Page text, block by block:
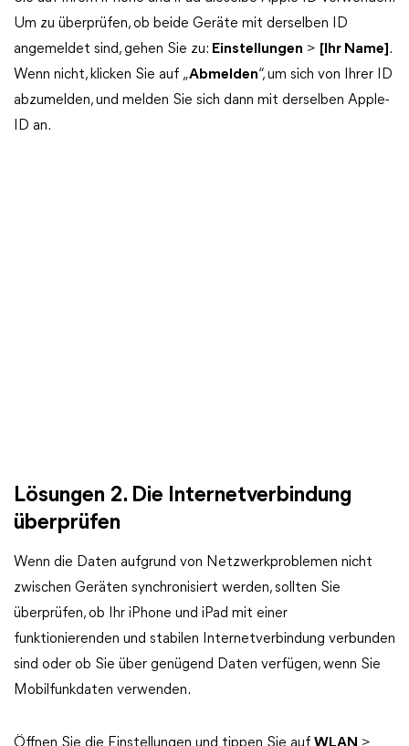
Um zu überprüfen, ob beide Geräte mit derselben ID
angemeldet sind, gehen Sie zu: Einstellungen > [Ihr Name] .
Wenn nicht, klicken Sie auf „Abmelden“, um sich von Ihrer ID
abzumelden, und melden Sie sich dann mit derselben Apple-
ID an.
Lösungen 2. Die Internetverbindung
überprüfen
Wenn die Daten aufgrund von Netzwerkproblemen nicht
zwischen Geräten synchronisiert werden, sollten Sie
überprüfen, ob Ihr iPhone und iPad mit einer
funktionierenden und stabilen Internetverbindung verbunden
sind oder ob Sie über genügend Daten verfügen, wenn Sie
Mobilfunkdaten verwenden.